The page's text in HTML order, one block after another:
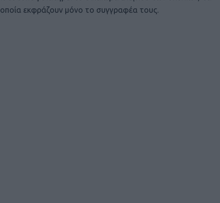
οποία εκφράζουν μόνο το συγγραφέα τους.